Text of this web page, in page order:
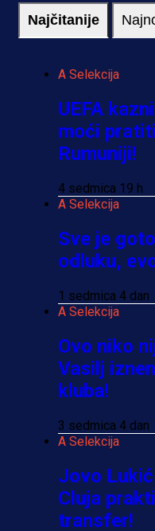
Najčitanije
A Selekcija
UEFA
moći
Rumuniji!
4 sedmica 19 h
A Selekcija
Sve je
odluku,
1 sedmica 4 dan
A Selekcija
Ovo niko
Vasilj
kluba!
3 sedmica 4 dan
A Selekcija
Jovo
Cluja
transfer!